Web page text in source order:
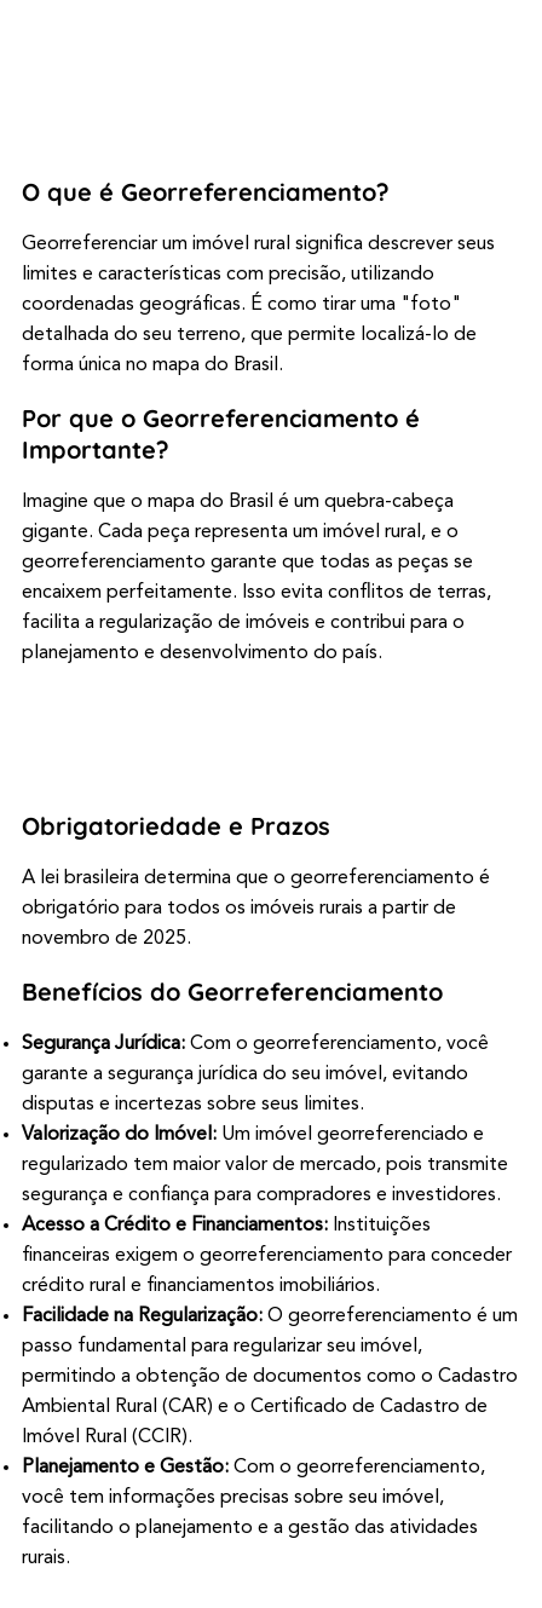
O que é Georreferenciamento?
Georreferenciar um imóvel rural significa descrever seus
limites e características com precisão, utilizando
coordenadas geográficas. É como tirar uma "foto"
detalhada do seu terreno, que permite localizá-lo de
forma única no mapa do Brasil.
Por que o Georreferenciamento é
Importante?
Imagine que o mapa do Brasil é um quebra-cabeça
gigante. Cada peça representa um imóvel rural, e o
georreferenciamento garante que todas as peças se
encaixem perfeitamente. Isso evita conflitos de terras,
facilita a regularização de imóveis e contribui para o
planejamento e desenvolvimento do país.
Obrigatoriedade e Prazos
A lei brasileira determina que o georreferenciamento é
obrigatório para todos os imóveis rurais a partir de
novembro de 2025.
Benefícios do Georreferenciamento
Segurança Jurídica:Com o georreferenciamento, você
garante a segurança jurídica do seu imóvel, evitando
disputas e incertezas sobre seus limites.
Valorização do Imóvel:Um imóvel georreferenciado e
regularizado tem maior valor de mercado, pois transmite
segurança e confiança para compradores e investidores.
Acesso a Crédito e Financiamentos:Instituições
financeiras exigem o georreferenciamento para conceder
crédito rural e financiamentos imobiliários.
Facilidade na Regularização:O georreferenciamento é um
passo fundamental para regularizar seu imóvel,
permitindo a obtenção de documentos como o Cadastro
Ambiental Rural (CAR) e o Certificado de Cadastro de
Imóvel Rural (CCIR).
Planejamento e Gestão:Com o georreferenciamento,
você tem informações precisas sobre seu imóvel,
facilitando o planejamento e a gestão das atividades
rurais.